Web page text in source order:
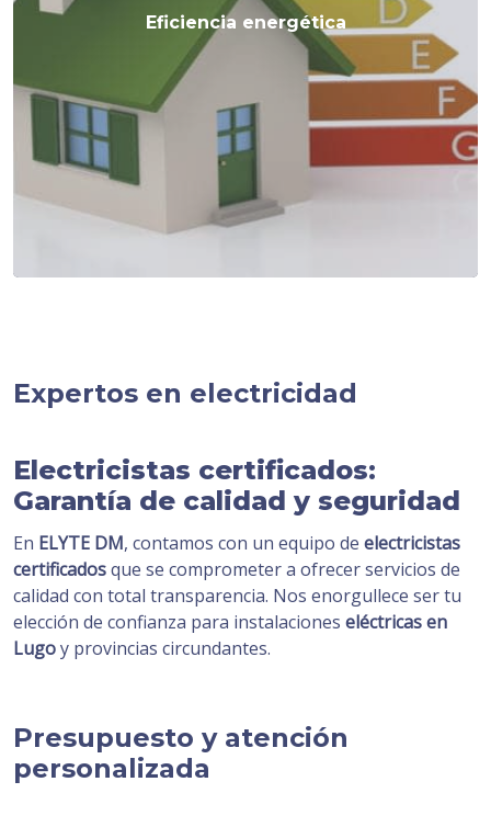
Eficiencia energética
Expertos en electricidad
Electricistas certificados:
Garantía de calidad y seguridad
En ELYTE DM, contamos con un equipo de electricistas
certificadosque se comprometer a ofrecer servicios de
calidad con total transparencia. Nos enorgullece ser tu
elección de confianza para instalaciones eléctricas en
Lugoy provincias circundantes.
Presupuesto y atención
personalizada